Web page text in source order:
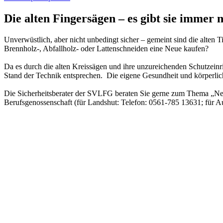
Die alten Fingersägen – es gibt sie immer
Unverwüstlich, aber nicht unbedingt sicher – gemeint sind die alten
Brennholz-, Abfallholz- oder Lattenschneiden eine Neue kaufen?
Da es durch die alten Kreissägen und ihre unzureichenden
Stand der Technik entsprechen. Die eigene Gesundheit und
Die Sicherheitsberater der SVLFG beraten Sie gerne zum Thema
Berufsgenossenschaft (für Landshut: Telefon: 0561-785 13631; für